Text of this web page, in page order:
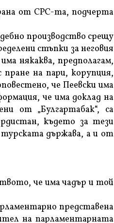
от СРС-та, подчерта
производство срещу
стъпки за неговия
някаква, предполагам,
на пари, корупция,
че Пеевски има
че има доклад на
от „Булгартабак“, са
където за тези
държава, а и от
че има чадър и той
представена
на парламентарната